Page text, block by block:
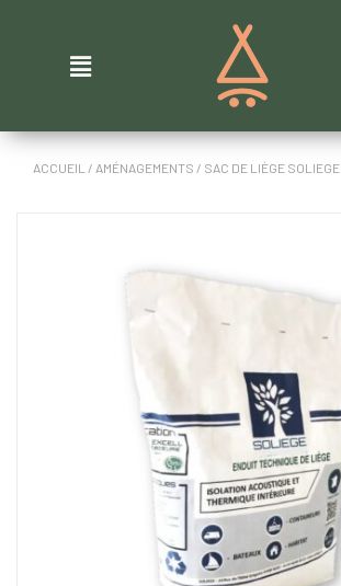
ACCUEIL / AMÉNAGEMENTS / SAC DE LIÈGE SOLIEGE